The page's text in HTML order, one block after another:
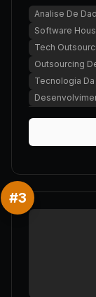
Analise De
Software
Tech
Outsourcing
Tecnologia
#3